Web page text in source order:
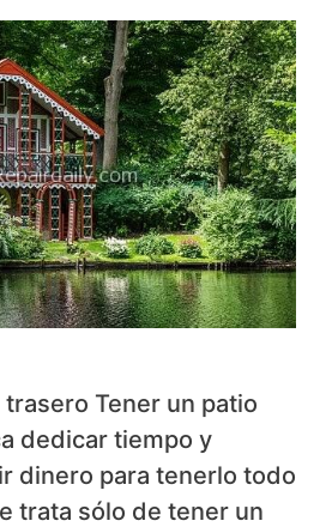
Tener un patio
dedicar tiempo y
dinero para tenerlo todo
trata sólo de tener un